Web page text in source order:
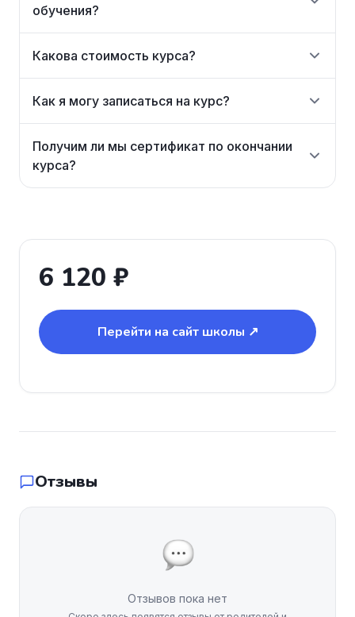
обучения?
Какова стоимость курса?
Как я могу записаться на курс?
Получим ли мы сертификат по окончании
курса?
6 120 ₽
Перейти на сайт школы ↗
Отзывы
Отзывов пока нет